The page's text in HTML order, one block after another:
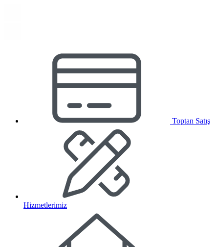
Toptan Satış
Hizmetlerimiz